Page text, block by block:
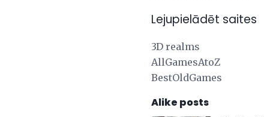
Lejupielādēt saites
3D realms
AllGamesAtoZ
BestOldGames
Alike posts